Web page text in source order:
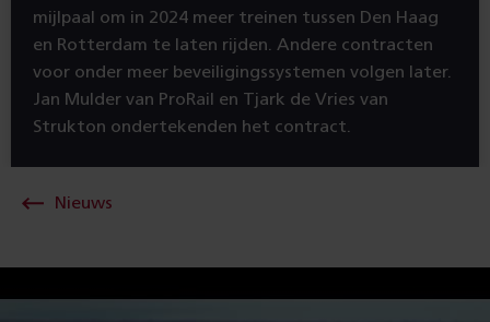
mijlpaal om in 2024 meer treinen tussen Den Haag
en Rotterdam te laten rijden. Andere contracten
voor onder meer beveiligingssystemen volgen later.
Jan Mulder van ProRail en Tjark de Vries van
Strukton ondertekenden het contract.
Nieuws